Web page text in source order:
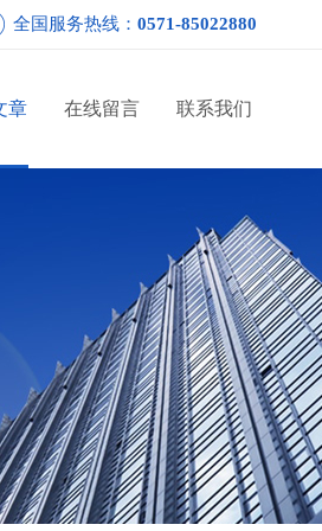
全国服务热线： 0571-85022880
章 在线留言 联系我们